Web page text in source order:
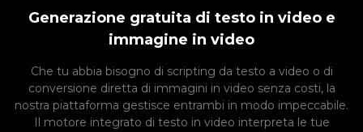
Generazione gratuita di testo in video e
immagine in video
Che tu abbia bisogno di scripting da testo a video o di
conversione diretta di immagini in video senza costi, la
nostra piattaforma gestisce entrambi in modo impeccabile.
Il motore integrato di testo in video interpreta le tue